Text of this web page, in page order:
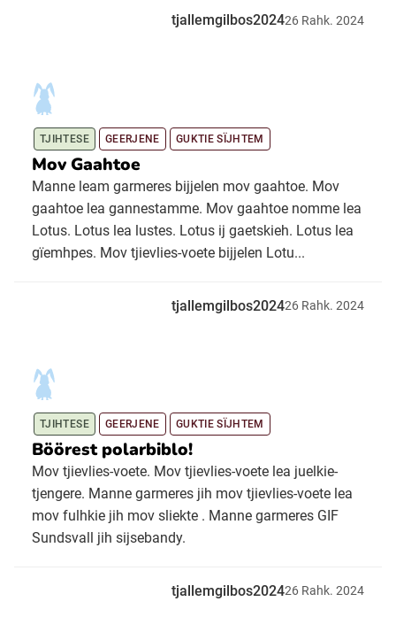
tjallemgilbos202426 Rahk. 2024
TJIHTESE GEERJENE GUKTIE SÏJHTEM
Mov Gaahtoe
Manne leam garmeres bijjelen mov gaahtoe. Mov
gaahtoe lea gannestamme. Mov gaahtoe nomme lea
Lotus. Lotus lea lustes. Lotus ij gaetskieh. Lotus lea
gïemhpes. Mov tjievlies-voete bijjelen Lotu...
tjallemgilbos202426 Rahk. 2024
TJIHTESE GEERJENE GUKTIE SÏJHTEM
Böörest polarbiblo!
Mov tjievlies-voete. Mov tjievlies-voete lea juelkie-
tjengere. Manne garmeres jih mov tjievlies-voete lea
mov fulhkie jih mov sliekte . Manne garmeres GIF
Sundsvall jih sijsebandy.
tjallemgilbos202426 Rahk. 2024